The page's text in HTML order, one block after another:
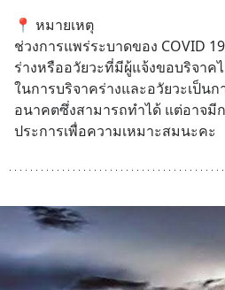
📍 หมายเหตุ
ช่วงการแพร่ระบาดของ COVID
ร่างหรืออวัยวะที่มีผู้แจ้งขอบริจาค
ในการบริจาคร่างและอวัยวะเป็น
อนาคตซึ่งสามารถทำได้ แต่อาจมี
ประการเพื่อความเหมาะสมนะคะ